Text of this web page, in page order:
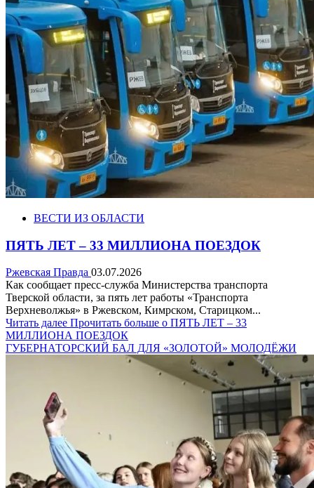
ВЕСТИ ИЗ ОБЛАСТИ
ПЯТЬ ЛЕТ – 33 МИЛЛИОНА ПОЕЗДОК
Ржевская Правда 03.07.2026
Как сообщает пресс-служба Министерства транспорта
Тверской области, за пять лет работы «Транспорта
Верхневолжья» в Ржевском, Кимрском, Старицком...
Читать далее Прочитать больше о ПЯТЬ ЛЕТ – 33
МИЛЛИОНА ПОЕЗДОК
ГУБЕРНАТОРСКИЙ БАЛ ДЛЯ «ЗОЛОТОЙ» МОЛОДЁЖИ